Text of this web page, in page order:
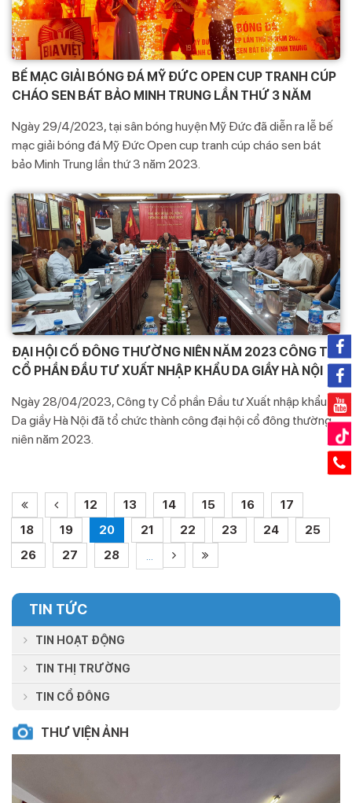
BẾ MẠC GIẢI BÓNG ĐÁ MỸ ĐỨC OPEN CUP TRANH CÚP
CHÁO SEN BÁT BẢO MINH TRUNG LẦN THỨ 3 NĂM
Ngày 29/4/2023, tại sân bóng huyện Mỹ Đức đã diễn ra lễ bế
mạc giải bóng đá Mỹ Đức Open cup tranh cúp cháo sen bát
bảo Minh Trung lần thứ 3 năm 2023.
ĐẠI HỘI CỔ ĐÔNG THƯỜNG NIÊN NĂM 2023 CÔNG TY
CỔ PHẦN ĐẦU TƯ XUẤT NHẬP KHẨU DA GIẦY HÀ NỘI
Ngày 28/04/2023, Công ty Cổ phần Đầu tư Xuất nhập khẩu
Da giầy Hà Nội đã tổ chức thành công đại hội cổ đông thường
niên năm 2023.
12 13 14 15 16
17
18
19 20 21 22 23 24
25
26
27 28
TIN TỨC
TIN HOẠT ĐỘNG
TIN THỊ TRƯỜNG
TIN CỔ ĐÔNG
THƯ VIỆN ẢNH